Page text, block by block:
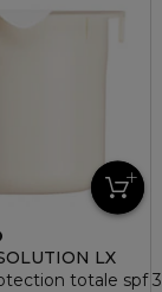
LX
totale spf